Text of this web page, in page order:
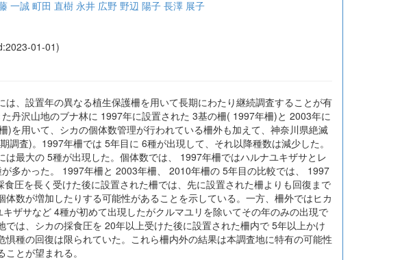
一誠町田 直樹 永井 広野 野辺 陽子 長澤 展子
01-01)
、設置年の異なる植生保護柵を用いて長期にわたり継続調査することが有
丹沢山地のブナ林に 1997年に設置された 3基の柵( 1997年柵)と 2003年に
用いて、シカの個体数管理が行われている柵外も加えて、神奈川県絶滅
査)。1997年柵では 5年目に 6種が出現して、それ以降種数は減少した。
最大の 5種が出現した。個体数では、 1997年柵ではハルナユキザサとレ
多かった。 1997年柵と 2003年柵、 2010年柵の 5年目の比較では、 1997
圧を長く受けた後に設置された柵では、先に設置された柵よりも回復まで
数が増加したりする可能性があることを示している。一方、柵外ではヒカ
ザサなど 4種が初めて出現したがクルマユリを除いてその年のみの出現で
は、シカの採食圧を 20年以上受けた後に設置された柵内で 5年以上かけ
種の回復は限られていた。これら柵内外の結果は本調査地に特有の可能性
とが望まれる。